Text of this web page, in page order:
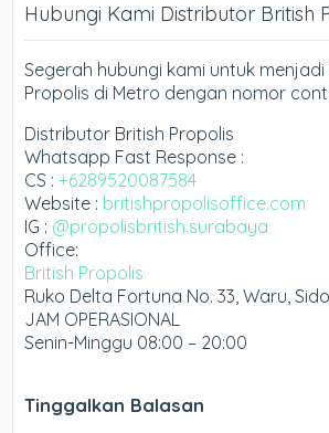
Hubungi Kami Distributor British
Segerah hubungi kami untuk
Propolis di Metro dengan nomor
Distributor British Propolis
Whatsapp Fast Response :
CS : +6289520087584
Website : britishpropolisoffice.com
IG : @propolisbritish.surabaya
Office:
British Propolis
Ruko Delta Fortuna No. 33, Waru,
JAM OPERASIONAL
Senin-Minggu 08:00 – 20:00
Tinggalkan Balasan